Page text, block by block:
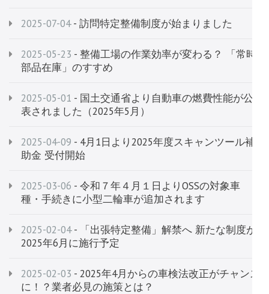
2025-02-03 - 2025年4月からの車検法改正がチャンス
に！？業者必見の施策とは？
2025-02-04- 「出張特定整備」解禁へ 新たな制度が
2025年6月に施行予定
2025-03-06 - 令和７年４月１日よりOSSの対象車
種・手続きに小型二輪車が追加されます
2025-04-09 - 4月1日より2025年度スキャンツール補
助金 受付開始
2025-05-01 - 国土交通省より自動車の燃費性能が公
表されました（2025年5月）
2025-05-23 - 整備工場の作業効率が変わる？ 「常時
部品在庫」のすすめ
2025-07-04- 訪問特定整備制度が始まりました